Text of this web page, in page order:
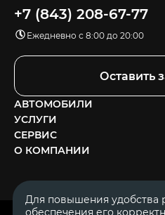
+7 (843) 208-67-77
Ежедневно с 8:00 до 20:00
Оставить
АВТОМОБИЛИ
УСЛУГИ
СЕРВИС
О КОМПАНИИ
Для повышения удобства
обеспечения его